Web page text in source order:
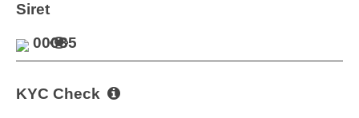
Siret
00035
KYC Check